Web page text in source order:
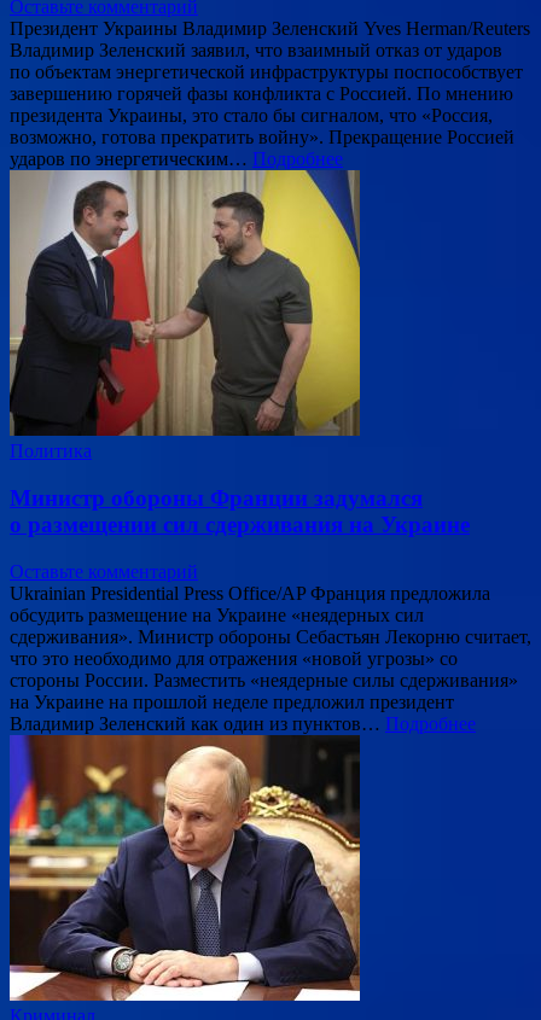
Оставьте комментарий
Президент Украины Владимир Зеленский Yves Herman/Reuters
Владимир Зеленский заявил, что взаимный отказ от ударов
по объектам энергетической инфраструктуры поспособствует
завершению горячей фазы конфликта с Россией. По мнению
президента Украины, это стало бы сигналом, что «Россия,
возможно, готова прекратить войну». Прекращение Россией
ударов по энергетическим… Подробнее
Политика
Министр обороны Франции задумался
о размещении сил сдерживания на Украине
Оставьте комментарий
Ukrainian Presidential Press Office/AP Франция предложила
обсудить размещение на Украине «неядерных сил
сдерживания». Министр обороны Себастьян Лекорню считает,
что это необходимо для отражения «новой угрозы» со
стороны России. Разместить «неядерные силы сдерживания»
на Украине на прошлой неделе предложил президент
Владимир Зеленский как один из пунктов… Подробнее
Криминал